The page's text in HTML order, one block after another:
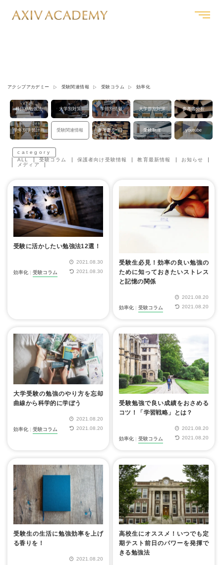
アクシブアカデミー 受験関連情報 受験コラム 効率化
科目別勉強法 大学別対策 学部別情報 大学群別対策 参考書分析
学年別学習計画 受験関連情報 参考書ルート 受験制度 youtube
category
ALL
受験コラム 保護者向け受験情報 教育最新情報
お知らせ
メディア
受験に活かしたい勉強法12選！
効率化 | 受験コラム
2021.08.30
2021.08.30
受験生必見！効率の良い勉強の
ために知っておきたいストレス
と記憶の関係
効率化 | 受験コラム
2021.08.20
2021.08.20
大学受験の勉強のやり方を忘却
曲線から科学的に学ぼう
効率化 | 受験コラム
2021.08.20
2021.08.20
受験勉強で良い成績をおさめる
コツ！「学習戦略」とは？
効率化 | 受験コラム
2021.08.20
2021.08.20
受験生の生活に勉強効率を上げ
る香りを！
2021.08.20
高校生にオススメ！いつでも定
期テスト前日のパワーを発揮で
きる勉強法